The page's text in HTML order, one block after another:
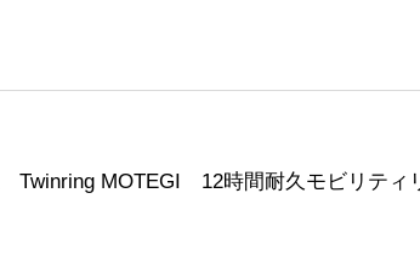
TwinringMOTEGI 12時間耐久モビリティ